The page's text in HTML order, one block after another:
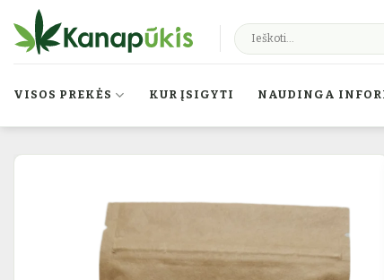
Skip to content
VISOS PREKĖS KUR ĮSIGYTI NAUDINGA